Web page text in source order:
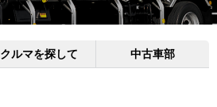
クルマを探して 中古車部